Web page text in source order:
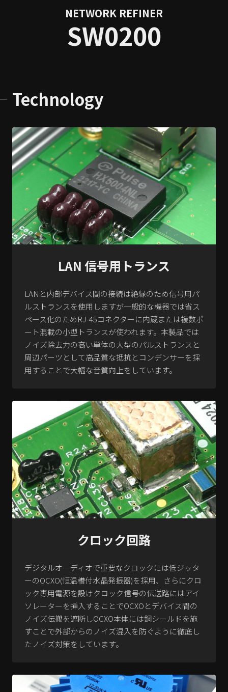
NETWORK REFINER
SW0200
Technology
LAN 信号用トランス
LANと内部デバイス間の接続は絶縁のため信号用パ
ルストランスを使用しますが一般的な機器では省ス
ペース化のためRJ-45コネクターに内蔵または複数ポ
ート混載の小型トランスが使われます。本製品では
ノイズ除去力の高い単体の大型のパルストランスと
周辺パーツとして高品質な抵抗とコンデンサーを採
用することで大幅な音質向上をしています。
クロック回路
デジタルオーディオで重要なクロックには低ジッタ
ーのOCXO(恒温槽付水晶発振器)を採用、さらにクロ
ック専用電源を設けクロック信号の伝送路にはアイ
ソレーターを挿入することでOCXOとデバイス間の
ノイズ伝搬を遮断しOCXO本体には銅シールドを施
すことで外部からのノイズ混入を防ぐように徹底し
たノイズ対策をしています。